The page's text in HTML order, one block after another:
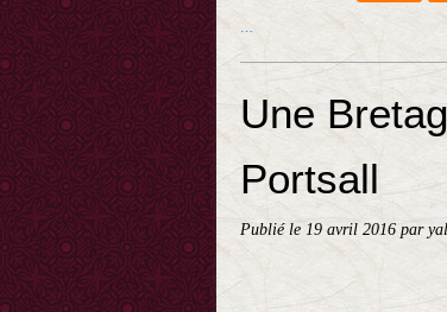
Une
Portsall
Publié le 19 avril 2016 par yal